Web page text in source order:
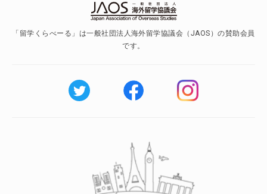
「留学くらべーる」は一般社団法人海外留学協議会（JAOS）の賛助会員
です。